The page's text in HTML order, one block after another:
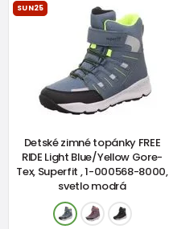
SUN25
Detské zimné topánky FREE
RIDE Light Blue/Yellow Gore-
Tex, Superfit , 1-000568-8000,
svetlo modrá